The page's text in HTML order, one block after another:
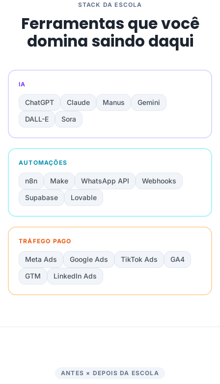
STACK DA ESCOLA
Ferramentas que você
domina saindo daqui
IA
ChatGPT Claude Manus
Gemini
DALL-E
Sora
AUTOMAÇÕES
n8n Make WhatsApp API
Webhooks
Supabase
Lovable
TRÁFEGO PAGO
Meta Ads Google Ads TikTok Ads
GA4
GTM
LinkedIn Ads
ANTES × DEPOIS DA ESCOLA